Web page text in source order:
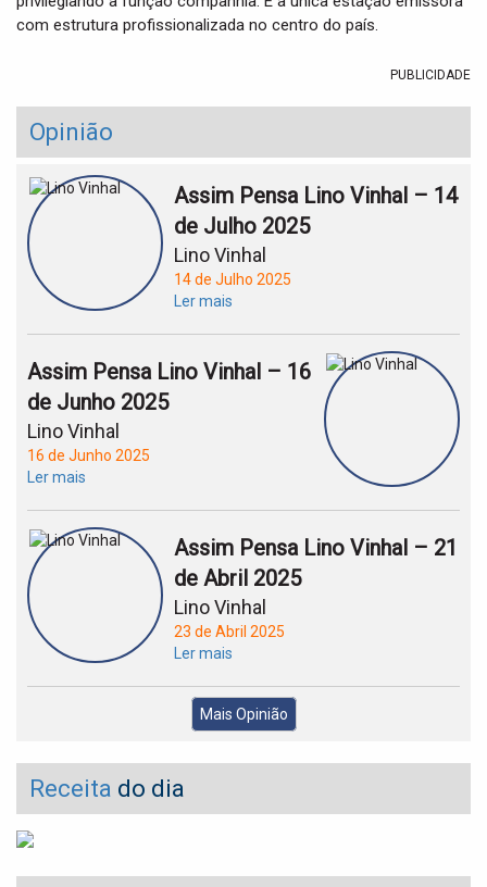
com estrutura profissionalizada no centro do país.
PUBLICIDADE
Opinião
Assim Pensa Lino Vinhal – 14
de Julho 2025
Lino Vinhal
14 de Julho 2025
Ler mais
Assim Pensa Lino Vinhal – 16
de Junho 2025
Lino Vinhal
16 de Junho 2025
Ler mais
Assim Pensa Lino Vinhal – 21
de Abril 2025
Lino Vinhal
23 de Abril 2025
Ler mais
Mais Opinião
Receita do dia